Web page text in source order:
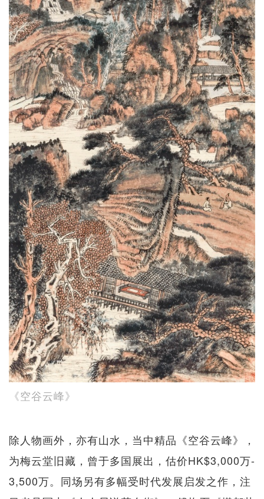
《空谷云峰》
除人物画外，亦有山水，当中精品《空谷云峰》，
为梅云堂旧藏，曾于多国展出，估价HK$3,000万-
3,500万。同场另有多幅受时代发展启发之作，注